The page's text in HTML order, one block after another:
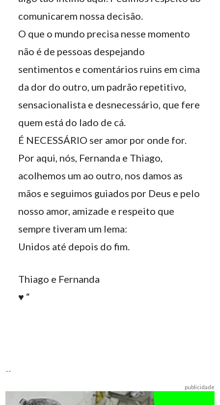
comunicarem nossa decisão.
O que o mundo precisa nesse momento
não é de pessoas despejando
sentimentos e comentários ruins em cima
da dor do outro, um padrão repetitivo,
sensacionalista e desnecessário, que fere
quem está do lado de cá.
É NECESSÁRIO ser amor por onde for.
Por aqui, nós, Fernanda e Thiago,
acolhemos um ao outro, nos damos as
mãos e seguimos guiados por Deus e pelo
nosso amor, amizade e respeito que
sempre tiveram um lema:
Unidos até depois do fim.
Thiago e Fernanda
♥️ “
--
publicidade